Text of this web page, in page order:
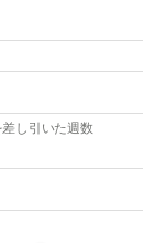
し引いた週数